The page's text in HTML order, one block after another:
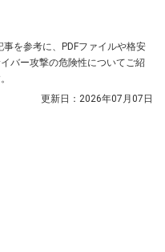
を参考に、PDFファイルや格安
バー攻撃の危険性についてご紹
更新日： 2026年07月07日